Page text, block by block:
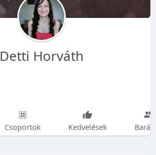
Detti Horváth
Csoportok Kedvelések